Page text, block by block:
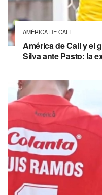
AMÉRICA DE CALI
América de Cali y el
Silva ante Pasto: la